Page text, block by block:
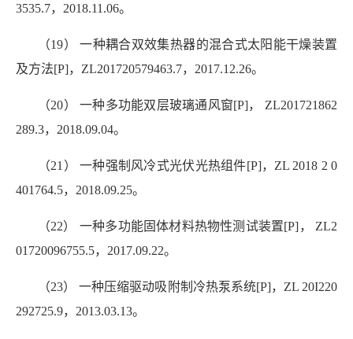
3535.7，2018.11.06。
（19） 一种耦合双效集热器的混合式太阳能干燥装置
及方法[P]，ZL201720579463.7，2017.12.26。
（20） 一种多功能双层玻璃通风窗[P]， ZL201721862
289.3，2018.09.04。
（21） 一种强制风冷式光伏光热组件[P]，ZL 2018 2 0
401764.5，2018.09.25。
（22） 一种多功能固体材料热物性测试装置[P]， ZL2
01720096755.5，2017.09.22。
（23） 一种压缩驱动吸附制冷热泵系统[P]，ZL 20I220
292725.9，2013.03.13。